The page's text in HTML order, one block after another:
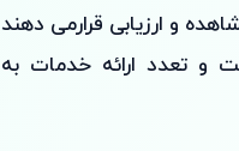
و ارزیابی قرارمی دهند
و تعدد ارائه خدمات به